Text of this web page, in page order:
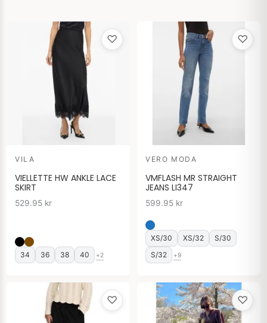
♡
VILA
VIELLETTE HW ANKLE LACE
SKIRT
529.95 kr
34 36 38 40 +2
♡
VERO MODA
VMFLASH MR STRAIGHT
JEANS LI347
599.95 kr
XS/30 XS/32
S/30
S/32
+9
♡ ♡